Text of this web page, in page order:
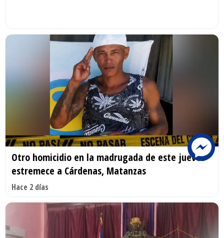
Otro homicidio en la madrugada de este jueves
estremece a Cárdenas, Matanzas
Hace 2 días